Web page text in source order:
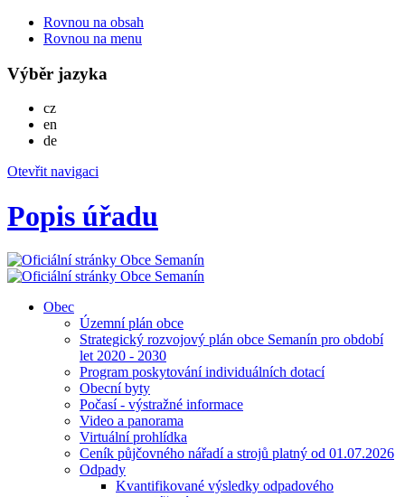
Rovnou na obsah
Rovnou na menu
Výběr jazyka
czČesky
en
deDeutsch
Otevřit navigaci
Popis úřadu
Obec
Územní plán obce
Strategický rozvojový plán obce Semanín pro období
let 2020 - 2030
Program poskytování individuálních dotací
Obecní byty
Počasí - výstražné informace
Video a panorama
Virtuální prohlídka
Ceník půjčovného nářadí a strojů platný od 01.07.2026
Odpady
Kvantifikované výsledky odpadového